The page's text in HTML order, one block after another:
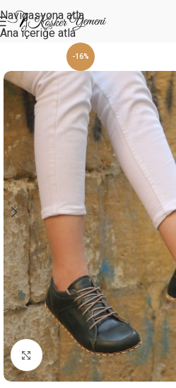
Navigasyona atla
Ana içeriğe atla
-16%
Resmi büyütmek için tıklayın